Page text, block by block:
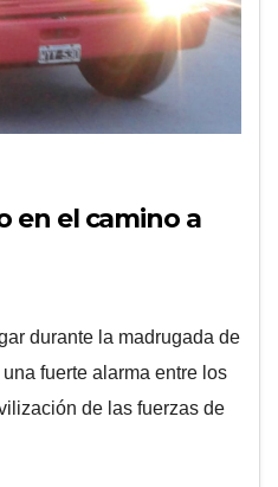
en el camino a
durante la madrugada de
fuerte alarma entre los
de las fuerzas de